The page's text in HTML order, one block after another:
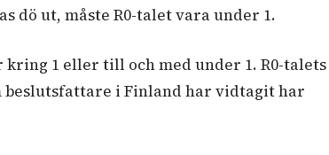
dö ut, måste R0-talet vara under 1.
kring 1 eller till och med under 1. R0-talets
beslutsfattare i Finland har vidtagit har